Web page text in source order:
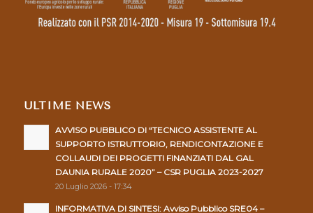
ULTIME NEWS
AVVISO PUBBLICO DI “TECNICO ASSISTENTE AL
SUPPORTO ISTRUTTORIO, RENDICONTAZIONE E
COLLAUDI DEI PROGETTI FINANZIATI DAL GAL
DAUNIA RURALE 2020” – CSR PUGLIA 2023-2027
20 Luglio 2026 - 17:34
INFORMATIVA DI SINTESI: Avviso Pubblico SRE04 –